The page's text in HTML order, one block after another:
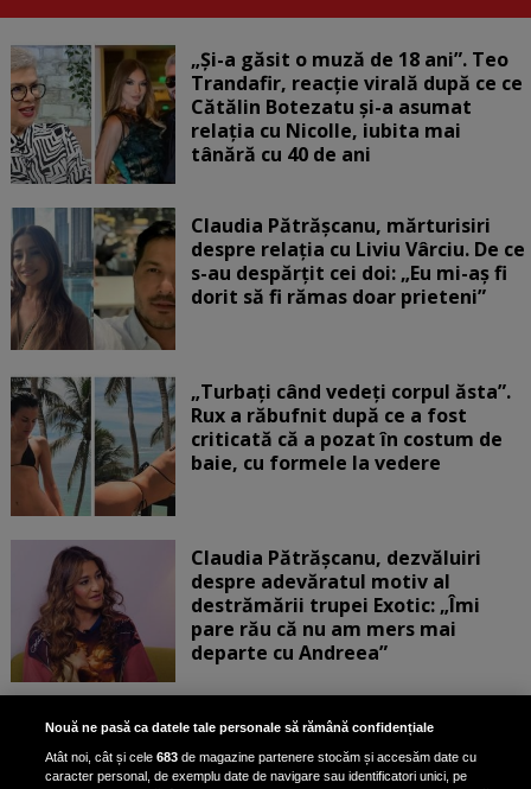
„Și-a găsit o muză de 18 ani”. Teo
Trandafir, reacție virală după ce ce
Cătălin Botezatu și-a asumat
relația cu Nicolle, iubita mai
tânără cu 40 de ani
Claudia Pătrășcanu, mărturisiri
despre relația cu Liviu Vârciu. De ce
s-au despărțit cei doi: „Eu mi-aș fi
dorit să fi rămas doar prieteni”
„Turbați când vedeți corpul ăsta”.
Rux a răbufnit după ce a fost
criticată că a pozat în costum de
baie, cu formele la vedere
Claudia Pătrășcanu, dezvăluiri
despre adevăratul motiv al
destrămării trupei Exotic: „Îmi
pare rău că nu am mers mai
departe cu Andreea”
Scene incredibile! Ilinca Vandici a
pus mâna pe aparatul de
fotografiat al unui paparazzo și i l-
Nouă ne pasă ca datele tale personale să rămână confidențiale
Atât noi, cât și cele683 de magazine partenere stocăm și accesăm date cu
caracter personal, de exemplu date de navigare sau identificatori unici, pe